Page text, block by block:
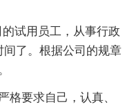
试用员工，从事行政
了。根据公司的规章
要求自己，认真、